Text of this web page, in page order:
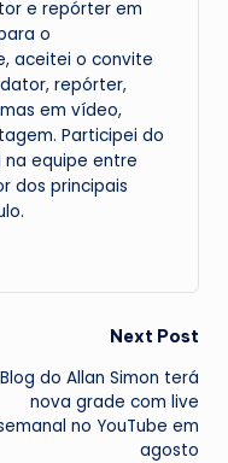
e repórter em
o
aceitei o convite
repórter,
em vídeo,
Participei do
equipe entre
dos principais
Next Post
Blog do Allan Simon terá
nova grade com live
no YouTube em
agosto